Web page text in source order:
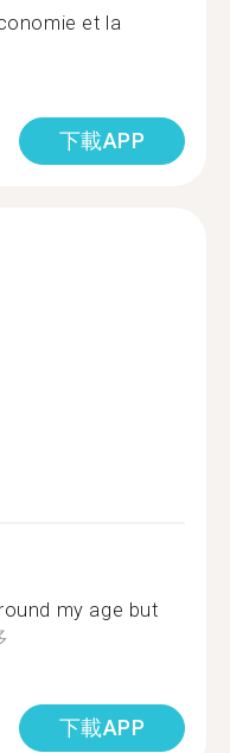
et la
下載APP
my age but
下載APP